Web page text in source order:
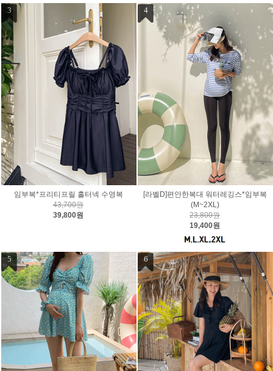
3
임부복*프리티프릴 홀터넥 수영복
43,700원
39,800원
4
[라벨D]편안한복대 워터레깅스*임부복
(M~2XL)
23,800원
19,400원
5 6